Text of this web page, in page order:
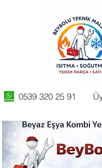
0539 320 25 91